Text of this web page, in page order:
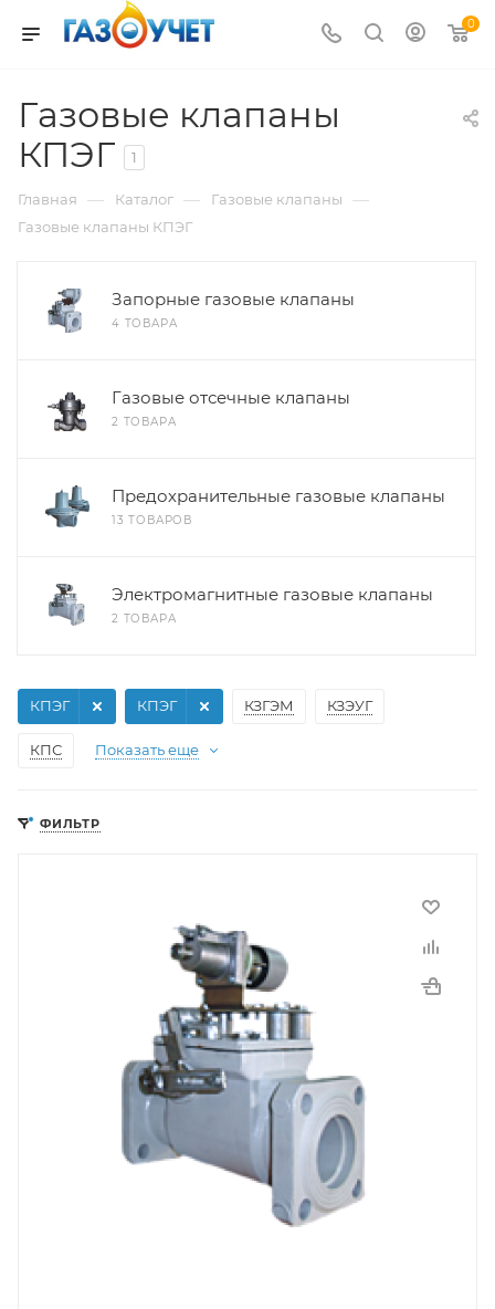
0
Газовые клапаны
КПЭГ
1
Главная — Каталог — Газовые клапаны —
Газовые клапаны КПЭГ
Запорные газовые клапаны
4 ТОВАРА
Газовые отсечные клапаны
2 ТОВАРА
Предохранительные газовые клапаны
13 ТОВАРОВ
Электромагнитные газовые клапаны
2 ТОВАРА
КЗГЭМ КЗЭУГ
КПС
КПЭГ КПЭГ
Показать еще
ФИЛЬТР